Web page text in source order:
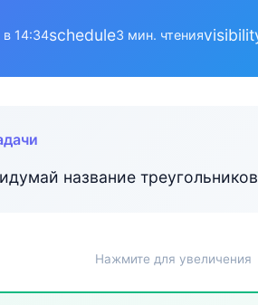
в 14:34schedule3 мин. чтения
название
Нажмите для увеличения